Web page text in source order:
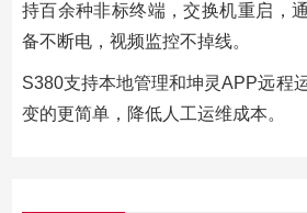
持百余种非标终端，交换机重启，
备不断电，视频监控不掉线。
S380支持本地管理和坤灵APP远程
变的更简单，降低人工运维成本。